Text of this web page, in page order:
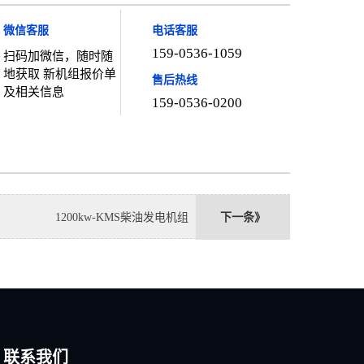
微信客服
扫码加微信，随时随
地获取 新机组报价单
及相关信息
电话客服
159-0536-1059
售后热线
159-0536-0200
下一条》
1200kw-KMS柴油发电机组
联系我们